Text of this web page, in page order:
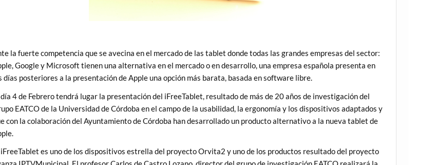
la fuerte competencia que se avecina en el mercado de las tablet donde todas las grandes empresas del sector:
Google y Microsoft tienen una alternativa en el mercado o en desarrollo, una empresa española presenta en
días posteriores a la presentación de Apple una opción más barata, basada en software libre.
4 de Febrero tendrá lugar la presentación del iFreeTablet, resultado de más de 20 años de investigación del
EATCO de la Universidad de Córdoba en el campo de la usabilidad, la ergonomía y los dispositivos adaptados y
con la colaboración del Ayuntamiento de Córdoba han desarrollado un producto alternativo a la nueva tablet de
iFreeTablet es uno de los dispositivos estrella del proyecto Orvita2 y uno de los productos resultado del proyecto